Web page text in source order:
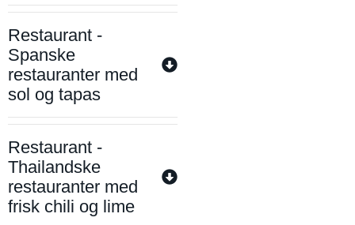
Restaurant -
Spanske
restauranter med
sol og tapas
Restaurant -
Thailandske
restauranter med
frisk chili og lime